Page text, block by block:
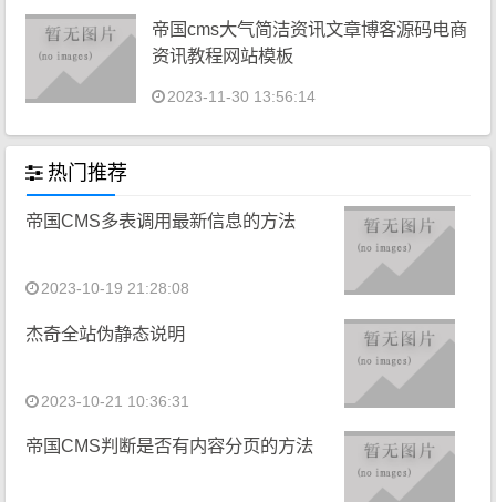
帝国cms大气简洁资讯文章博客源码电商
资讯教程网站模板
2023-11-30 13:56:14
热门推荐
帝国CMS多表调用最新信息的方法
2023-10-19 21:28:08
杰奇全站伪静态说明
2023-10-21 10:36:31
帝国CMS判断是否有内容分页的方法